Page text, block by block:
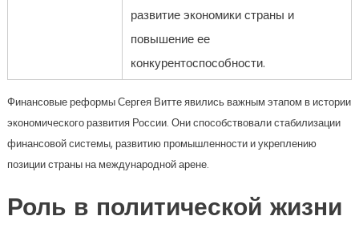
развитие экономики страны и
повышение ее
конкурентоспособности.
Финансовые реформы Сергея Витте явились важным этапом в истории
экономического развития России. Они способствовали стабилизации
финансовой системы, развитию промышленности и укреплению
позиции страны на международной арене.
Роль в политической жизни